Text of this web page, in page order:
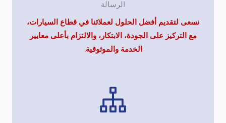
الرسالة
نسعى لتقديم أفضل الحلول لعملائنا في قطاع السيارات،
مع التركيز على الجودة، الابتكار، والالتزام بأعلى معايير
الخدمة والموثوقية.